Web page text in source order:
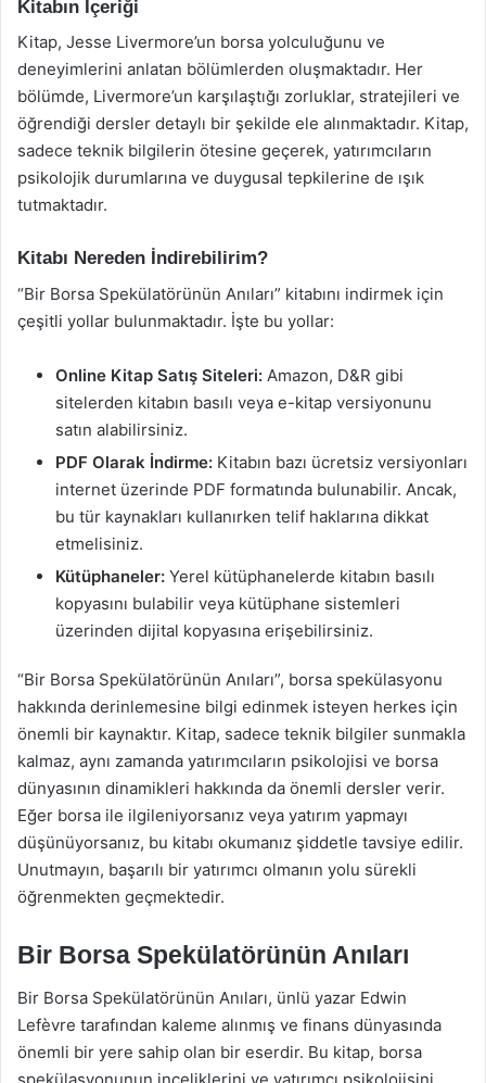
Kitabın İçeriği
Kitap, Jesse Livermore’un borsa yolculuğunu ve
deneyimlerini anlatan bölümlerden oluşmaktadır. Her
bölümde, Livermore’un karşılaştığı zorluklar, stratejileri ve
öğrendiği dersler detaylı bir şekilde ele alınmaktadır. Kitap,
sadece teknik bilgilerin ötesine geçerek, yatırımcıların
psikolojik durumlarına ve duygusal tepkilerine de ışık
tutmaktadır.
Kitabı Nereden İndirebilirim?
“Bir Borsa Spekülatörünün Anıları” kitabını indirmek için
çeşitli yollar bulunmaktadır. İşte bu yollar:
Online Kitap Satış Siteleri: Amazon, D&R gibi
sitelerden kitabın basılı veya e-kitap versiyonunu
satın alabilirsiniz.
PDF Olarak İndirme: Kitabın bazı ücretsiz versiyonları
internet üzerinde PDF formatında bulunabilir. Ancak,
bu tür kaynakları kullanırken telif haklarına dikkat
etmelisiniz.
Kütüphaneler: Yerel kütüphanelerde kitabın basılı
kopyasını bulabilir veya kütüphane sistemleri
üzerinden dijital kopyasına erişebilirsiniz.
“Bir Borsa Spekülatörünün Anıları”, borsa spekülasyonu
hakkında derinlemesine bilgi edinmek isteyen herkes için
önemli bir kaynaktır. Kitap, sadece teknik bilgiler sunmakla
kalmaz, aynı zamanda yatırımcıların psikolojisi ve borsa
dünyasının dinamikleri hakkında da önemli dersler verir.
Eğer borsa ile ilgileniyorsanız veya yatırım yapmayı
düşünüyorsanız, bu kitabı okumanız şiddetle tavsiye edilir.
Unutmayın, başarılı bir yatırımcı olmanın yolu sürekli
öğrenmekten geçmektedir.
Bir Borsa Spekülatörünün Anıları
Bir Borsa Spekülatörünün Anıları, ünlü yazar Edwin
Lefèvre tarafından kaleme alınmış ve finans dünyasında
önemli bir yere sahip olan bir eserdir. Bu kitap, borsa